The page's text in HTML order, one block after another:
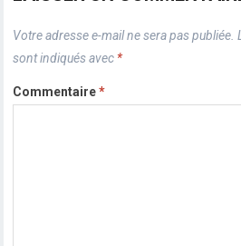
Votre adresse e-mail ne sera pas publiée.
sont indiqués avec *
Commentaire*